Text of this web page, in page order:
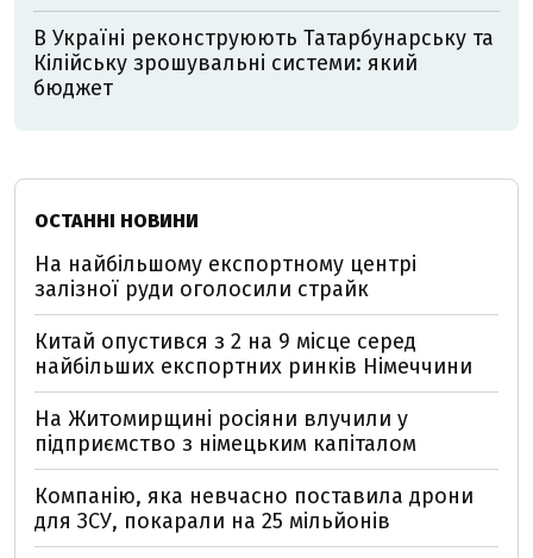
В Україні реконструюють Татарбунарську та
Кілійську зрошувальні системи: який
бюджет
ОСТАННІ НОВИНИ
На найбільшому експортному центрі
залізної руди оголосили страйк
Китай опустився з 2 на 9 місце серед
найбільших експортних ринків Німеччини
На Житомирщині росіяни влучили у
підприємство з німецьким капіталом
Компанію, яка невчасно поставила дрони
для ЗСУ, покарали на 25 мільйонів